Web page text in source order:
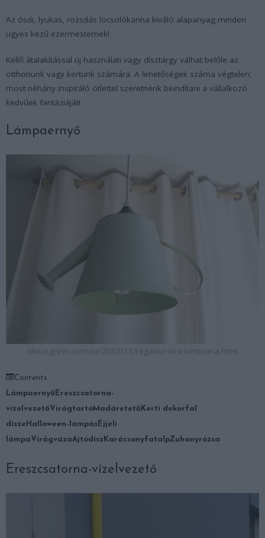
Az ósdi, lyukas, rozsdás locsolókanna kiváló alapanyag minden
ügyes kezű ezermesternek!
Kellő átalakítással új használati vagy dísztárgy válhat belőle az
otthonunk vagy kertünk számára. A lehetőségek száma végtelen;
most néhány inspiráló ötlettel szeretnénk beindítani a vállalkozó
kedvűek fantáziáját!
Lámpaernyő
ideiasgreen.com.br/2012/11/regador-vira-luminaria.html
Contents
Lámpaernyő Ereszcsatorna-
vízelvezetőVirágtartó Madáretető Kerti dekorfal
dísze Halloween-lámpás Éjjeli
lámpaVirágvázaAjtódísz KarácsonyfatalpZuhanyrózsa
Ereszcsatorna-vízelvezető